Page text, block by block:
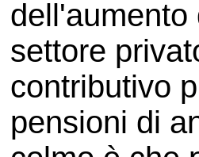
dell'aumento
settore
contributivo
pensioni di